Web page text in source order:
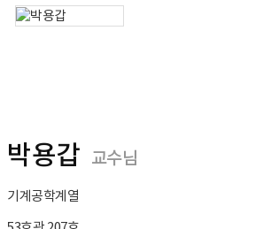
박용갑 교수님
기계공학계열